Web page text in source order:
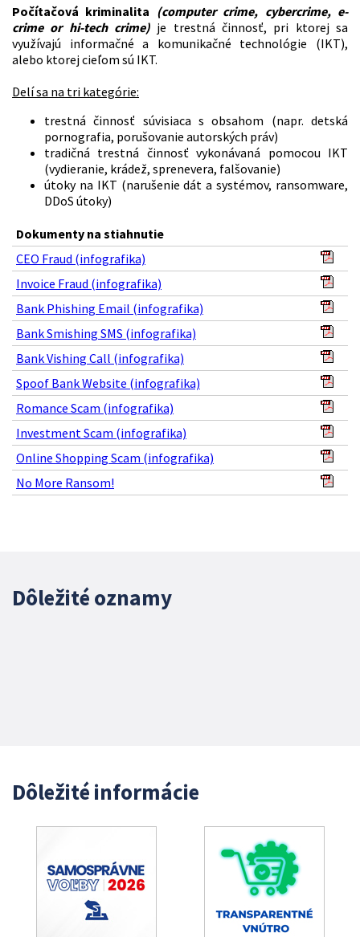
Počítačová kriminalita (computer crime, cybercrime, e-
crime or hi-tech crime) je trestná činnosť, pri ktorej sa
využívajú informačné a komunikačné technológie (IKT),
alebo ktorej cieľom sú IKT.
Delí sa na tri kategórie:
trestná činnosť súvisiaca s obsahom (napr. detská
pornografia, porušovanie autorských práv)
tradičná trestná činnosť vykonávaná pomocou IKT
(vydieranie, krádež, sprenevera, falšovanie)
útoky na IKT (narušenie dát a systémov, ransomware,
DDoS útoky)
Dokumenty na stiahnutie
CEO Fraud (infografika)
Invoice Fraud (infografika)
Bank Phishing Email (infografika)
Bank Smishing SMS (infografika)
Bank Vishing Call (infografika)
Spoof Bank Website (infografika)
Romance Scam (infografika)
Investment Scam (infografika)
Online Shopping Scam (infografika)
No More Ransom!
Dôležité oznamy
Dôležité informácie